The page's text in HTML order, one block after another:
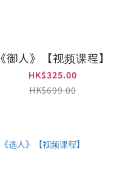
《御人》【视频课程】
HK$325.00
HK$699.00